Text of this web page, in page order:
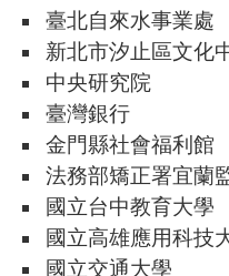
臺北自來水事業處
新北市汐止區文化
中央研究院
臺灣銀行
金門縣社會福利館
法務部矯正署宜蘭
國立台中教育大學
國立高雄應用科技
國立交通大學